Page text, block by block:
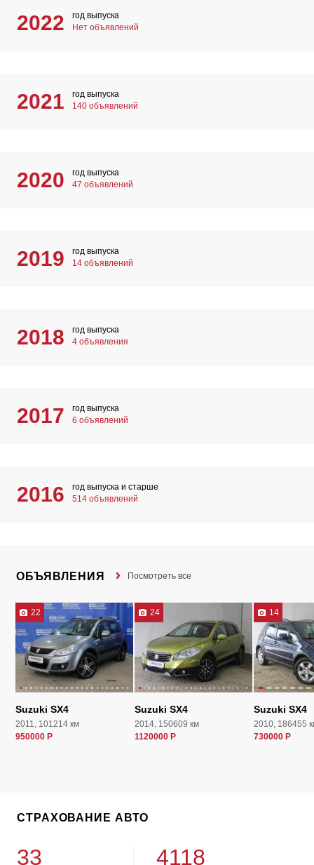
2022
год выпуска
Нет объявлений
2021
год выпуска
140 объявлений
2020
год выпуска
47 объявлений
2019
год выпуска
14 объявлений
2018
год выпуска
4 объявления
2017
год выпуска
6 объявлений
2016
год выпуска и старше
514 объявлений
ОБЪЯВЛЕНИЯ Посмотреть все
22
Suzuki SX4
2011, 101214 км
950000 Р
24
Suzuki SX4
2014, 150609 км
1120000 Р
14
Suzuki SX4
2010, 186455
730000 Р
СТРАХОВАНИЕ АВТО
33 4118